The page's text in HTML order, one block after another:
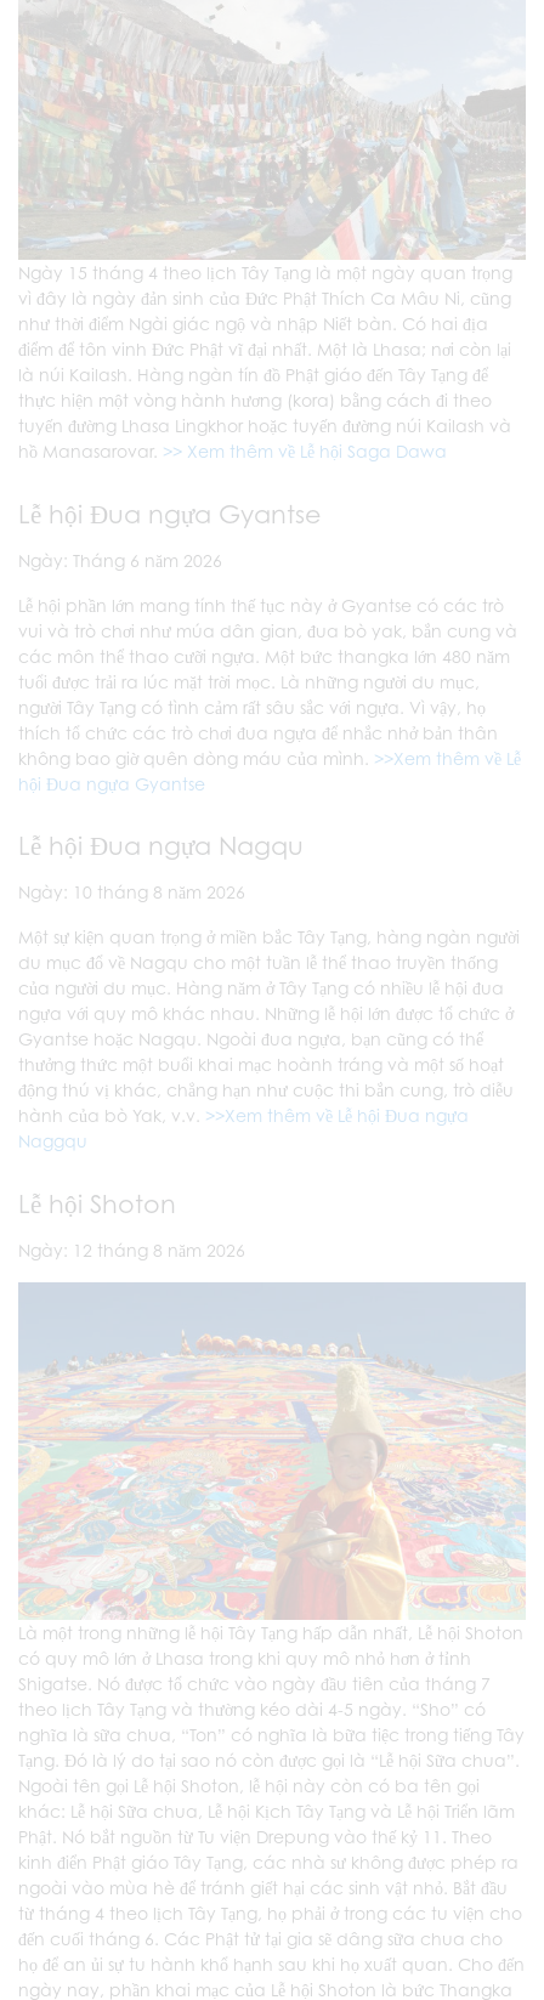
Ngày 15 tháng 4 theo lịch Tây Tạng là một ngày quan trọng
vì đây là ngày đản sinh của Đức Phật Thích Ca Mâu Ni, cũng
như thời điểm Ngài giác ngộ và nhập Niết bàn. Có hai địa
điểm để tôn vinh Đức Phật vĩ đại nhất. Một là Lhasa; nơi còn lại
là núi Kailash. Hàng ngàn tín đồ Phật giáo đến Tây Tạng để
thực hiện một vòng hành hương (kora) bằng cách đi theo
tuyến đường Lhasa Lingkhor hoặc tuyến đường núi Kailash và
hồ Manasarovar. >> Xem thêm về Lễ hội Saga Dawa
Lễ hội Đua ngựa Gyantse
Ngày: Tháng 6 năm 2026
Lễ hội phần lớn mang tính thế tục này ở Gyantse có các trò
vui và trò chơi như múa dân gian, đua bò yak, bắn cung và
các môn thể thao cưỡi ngựa. Một bức thangka lớn 480 năm
tuổi được trải ra lúc mặt trời mọc. Là những người du mục,
người Tây Tạng có tình cảm rất sâu sắc với ngựa. Vì vậy, họ
thích tổ chức các trò chơi đua ngựa để nhắc nhở bản thân
không bao giờ quên dòng máu của mình. >>Xem thêm về Lễ
hội Đua ngựa Gyantse
Lễ hội Đua ngựa Nagqu
Ngày: 10 tháng 8 năm 2026
Một sự kiện quan trọng ở miền bắc Tây Tạng, hàng ngàn người
du mục đổ về Nagqu cho một tuần lễ thể thao truyền thống
của người du mục. Hàng năm ở Tây Tạng có nhiều lễ hội đua
ngựa với quy mô khác nhau. Những lễ hội lớn được tổ chức ở
Gyantse hoặc Nagqu. Ngoài đua ngựa, bạn cũng có thể
thưởng thức một buổi khai mạc hoành tráng và một số hoạt
động thú vị khác, chẳng hạn như cuộc thi bắn cung, trò diễu
hành của bò Yak, v.v. >>Xem thêm về Lễ hội Đua ngựa
Naggqu
Lễ hội Shoton
Ngày: 12 tháng 8 năm 2026
Là một trong những lễ hội Tây Tạng hấp dẫn nhất, Lễ hội Shoton
có quy mô lớn ở Lhasa trong khi quy mô nhỏ hơn ở tỉnh
Shigatse. Nó được tổ chức vào ngày đầu tiên của tháng 7
theo lịch Tây Tạng và thường kéo dài 4-5 ngày. “Sho” có
nghĩa là sữa chua, “Ton” có nghĩa là bữa tiệc trong tiếng Tây
Tạng. Đó là lý do tại sao nó còn được gọi là “Lễ hội Sữa chua”.
Ngoài tên gọi Lễ hội Shoton, lễ hội này còn có ba tên gọi
khác: Lễ hội Sữa chua, Lễ hội Kịch Tây Tạng và Lễ hội Triển lãm
Phật. Nó bắt nguồn từ Tu viện Drepung vào thế kỷ 11. Theo
kinh điển Phật giáo Tây Tạng, các nhà sư không được phép ra
ngoài vào mùa hè để tránh giết hại các sinh vật nhỏ. Bắt đầu
từ tháng 4 theo lịch Tây Tạng, họ phải ở trong các tu viện cho
đến cuối tháng 6. Các Phật tử tại gia sẽ dâng sữa chua cho
họ để an ủi sự tu hành khổ hạnh sau khi họ xuất quan. Cho đến
ngày nay, phần khai mạc của Lễ hội Shoton là bức Thangka